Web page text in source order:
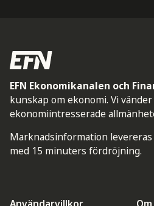
EFN Ekonomikanalen och
kunskap om ekonomi. Vi
ekonomiintresserade
Marknadsinformation
med 15 minuters fördröjning.